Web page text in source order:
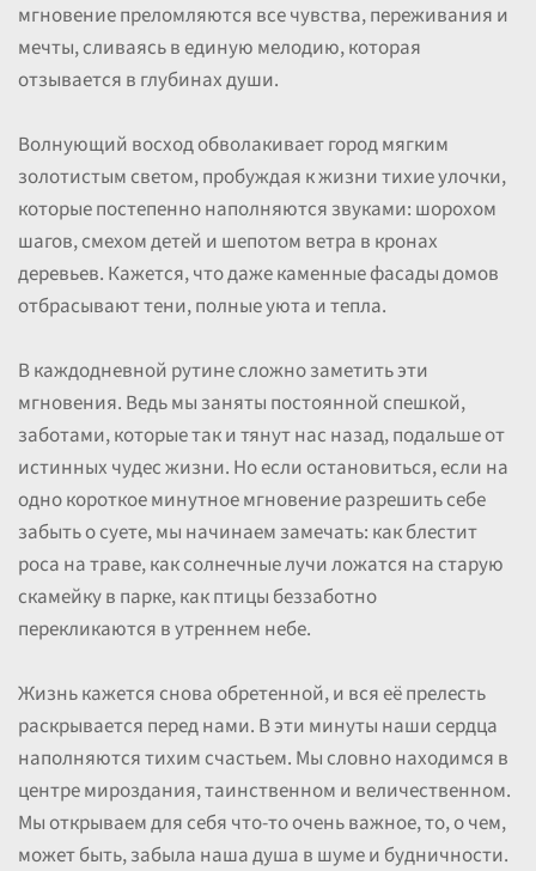
мгновение преломляются все чувства, переживания и
мечты, сливаясь в единую мелодию, которая
отзывается в глубинах души.
Волнующий восход обволакивает город мягким
золотистым светом, пробуждая к жизни тихие улочки,
которые постепенно наполняются звуками: шорохом
шагов, смехом детей и шепотом ветра в кронах
деревьев. Кажется, что даже каменные фасады домов
отбрасывают тени, полные уюта и тепла.
В каждодневной рутине сложно заметить эти
мгновения. Ведь мы заняты постоянной спешкой,
заботами, которые так и тянут нас назад, подальше от
истинных чудес жизни. Но если остановиться, если на
одно короткое минутное мгновение разрешить себе
забыть о суете, мы начинаем замечать: как блестит
роса на траве, как солнечные лучи ложатся на старую
скамейку в парке, как птицы беззаботно
перекликаются в утреннем небе.
Жизнь кажется снова обретенной, и вся её прелесть
раскрывается перед нами. В эти минуты наши сердца
наполняются тихим счастьем. Мы словно находимся в
центре мироздания, таинственном и величественном.
Мы открываем для себя что-то очень важное, то, о чем,
может быть, забыла наша душа в шуме и будничности.